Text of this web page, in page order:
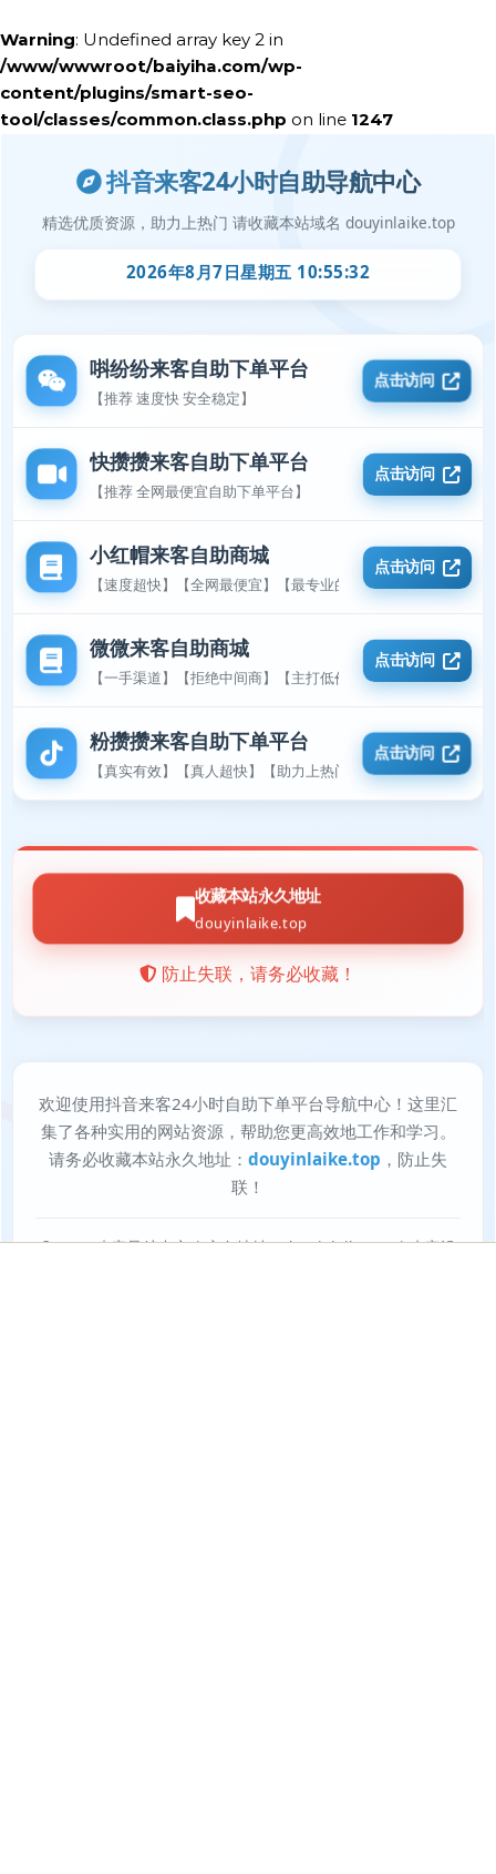
Warning: Undefined array key 2 in
/www/wwwroot/baiyiha.com/wp-
content/plugins/smart-seo-
tool/classes/common.class.php on line 1247